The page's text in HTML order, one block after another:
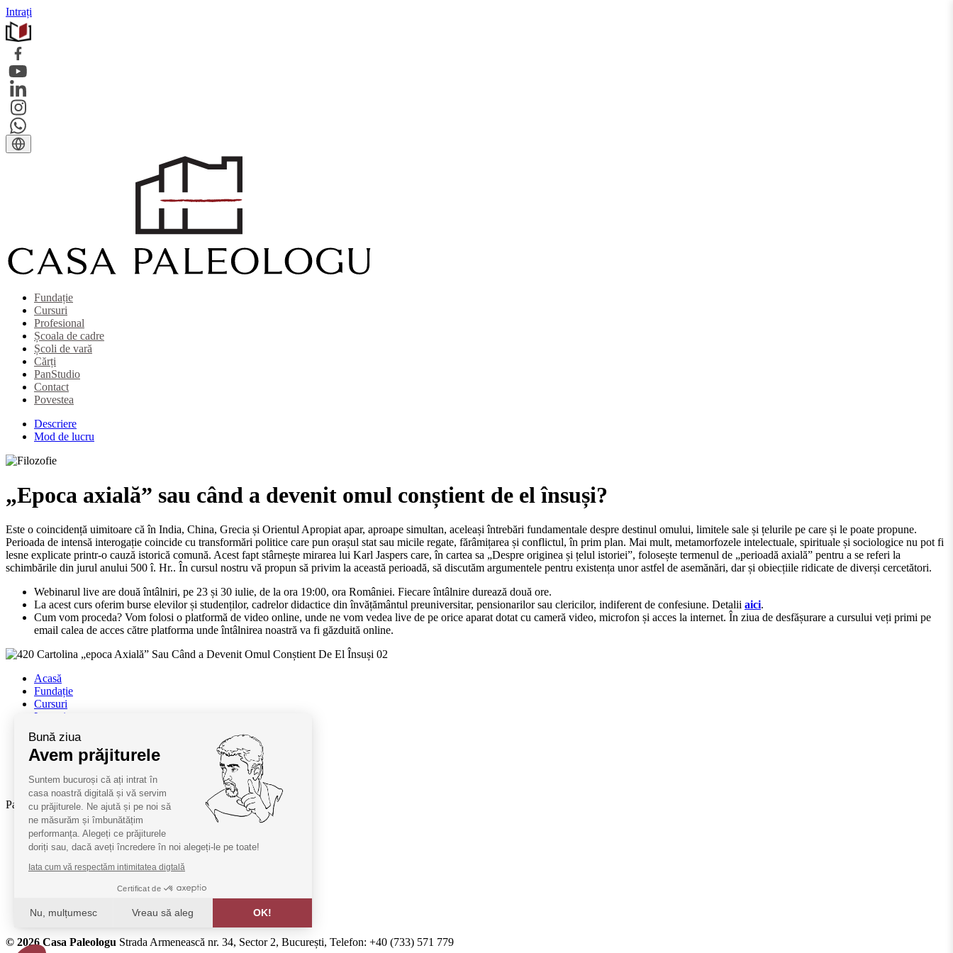
Intrați
Fundație
Cursuri
Profesional
Școala de cadre
Școli de vară
Cărți
PanStudio
Contact
Povestea
Descriere
Mod de lucru
„Epoca axială” sau când a devenit omul conștient de el însuși?
Este o coincidență uimitoare că în India, China, Grecia și Orientul Apropiat apar, aproape simultan, aceleași întrebări fundamentale despre destinul omului, limitele sale și țelurile pe care și le poate propune.
Perioada de intensă interogație coincide cu transformări politice care pun orașul stat sau micile regate, fărâmițarea și conflictul, în prim plan. Mai mult, metamorfozele intelectuale, spirituale și sociologice nu pot fi
lesne explicate printr-o cauză istorică comună. Acest fapt stârnește mirarea lui Karl Jaspers care, în cartea sa „Despre originea și țelul istoriei”, folosește termenul de „perioadă axială” pentru a se referi la
schimbările din jurul anului 500 î. Hr.. În cursul nostru vă propun să privim la această perioadă, să discutăm argumentele pentru existența unor astfel de asemănări, dar și obiecțiile ridicate de diverși cercetători.
Webinarul live are două întâlniri, pe 23 și 30 iulie, de la ora 19:00, ora României. Fiecare întâlnire durează două ore.
La acest curs oferim burse elevilor și studenților, cadrelor didactice din învățământul preuniversitar, pensionarilor sau clericilor, indiferent de confesiune. Detalii aici.
Cum vom proceda? Vom folosi o platformă de video online, unde ne vom vedea live de pe orice aparat dotat cu cameră video, microfon și acces la internet. În ziua de desfășurare a cursului veți primi pe
email calea de acces către platforma unde întâlnirea noastră va fi găzduită online.
Acasă
Fundație
Cursuri
Lectori
Termeni și condiții
Cum deveniți oaspeți
SAL ANPC
Parteneri:
Radio Guerilla
RSM Romania
Barrier România
KPMG
MobilPay
© 2026 Casa Paleologu Strada Armenească nr. 34, Sector 2, București, Telefon: +40 (733) 571 779
Bună ziua
Avem prăjiturele
Suntem bucuroși că ați intrat în
casa noastră digitală și vă servim
cu prăjiturele. Ne ajută și pe noi să
ne măsurăm și îmbunătățim
performanța. Alegeți ce prăjiturele
doriți sau, dacă aveți încredere în noi alegeți-le pe toate!
Iata cum vă respectăm intimitatea digtală
Certificat de
Nu, mulțumesc Vreau să aleg OK!
Axeptio consent
Platformă de Management al Consimțământului: Personalizați Opțiunile